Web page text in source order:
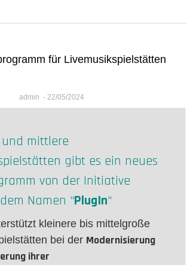
admin - 22/05/2024
mittlere
gibt es ein neues
von der Initiative
Namen “PlugIn“
kleinere bis mittelgroße
bei der Modernisierung
ihrer